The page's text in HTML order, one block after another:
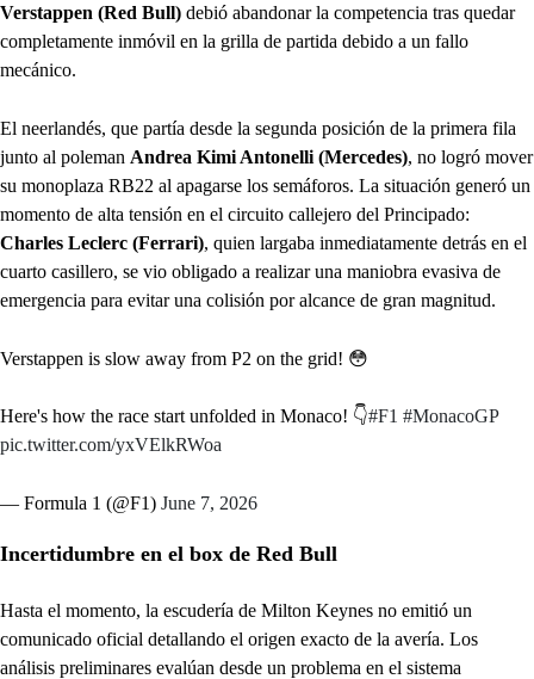
Verstappen (Red Bull) debió abandonar la competencia tras quedar
completamente inmóvil en la grilla de partida debido a un fallo
mecánico.
El neerlandés, que partía desde la segunda posición de la primera fila
junto al poleman Andrea Kimi Antonelli (Mercedes), no logró mover
su monoplaza RB22 al apagarse los semáforos. La situación generó un
momento de alta tensión en el circuito callejero del Principado:
Charles Leclerc (Ferrari), quien largaba inmediatamente detrás en el
cuarto casillero, se vio obligado a realizar una maniobra evasiva de
emergencia para evitar una colisión por alcance de gran magnitud.
Verstappen is slow away from P2 on the grid! 😳
Here's how the race start unfolded in Monaco! 👇#F1 #MonacoGP
pic.twitter.com/yxVElkRWoa
— Formula 1 (@F1) June 7, 2026
Incertidumbre en el box de Red Bull
Hasta el momento, la escudería de Milton Keynes no emitió un
comunicado oficial detallando el origen exacto de la avería. Los
análisis preliminares evalúan desde un problema en el sistema